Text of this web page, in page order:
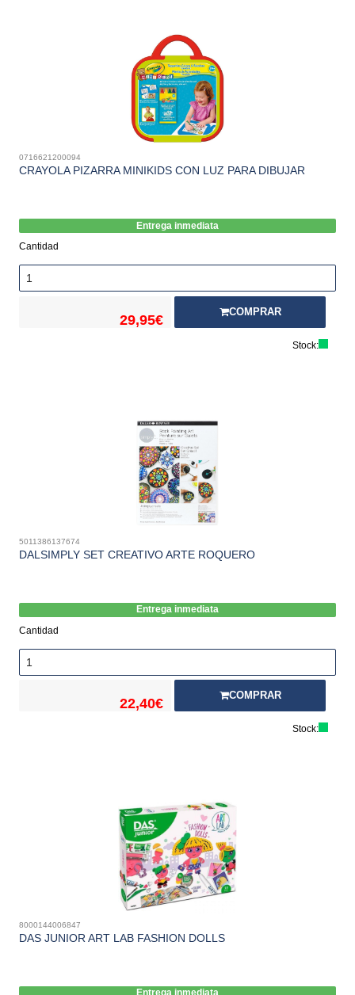
0716621200094
CRAYOLA PIZARRA MINIKIDS CON LUZ PARA DIBUJAR
Entrega inmediata
Cantidad
29,95€
COMPRAR
Stock:
5011386137674
DALSIMPLY SET CREATIVO ARTE ROQUERO
Entrega inmediata
Cantidad
22,40€
COMPRAR
Stock:
8000144006847
DAS JUNIOR ART LAB FASHION DOLLS